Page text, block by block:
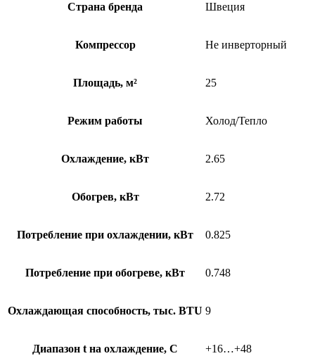
Страна бренда Швеция
Компрессор Не инверторный
Площадь, м² 25
Режим работы Холод/Тепло
Охлаждение, кВт 2.65
Обогрев, кВт 2.72
Потребление при охлаждении, кВт 0.825
Потребление при обогреве, кВт 0.748
Охлаждающая способность, тыс. BTU 9
Диапазон t на охлаждение, С +16…+48